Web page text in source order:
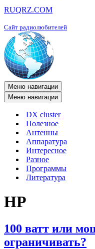
RUQRZ.COM
Сайт радиолюбителей
Меню навигации
Меню навигации
DX cluster
Полезное
Антенны
Аппаратура
Интересное
Разное
Программы
Литература
HP
100 ватт или
ограничивать?